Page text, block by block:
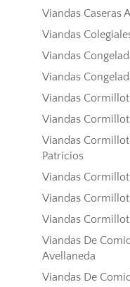
Viandas Caseras
Viandas
Viandas
Viandas
Viandas
Viandas Cormillot
Viandas
Patricios
Viandas
Viandas
Viandas
Viandas De
Avellaneda
Viandas De